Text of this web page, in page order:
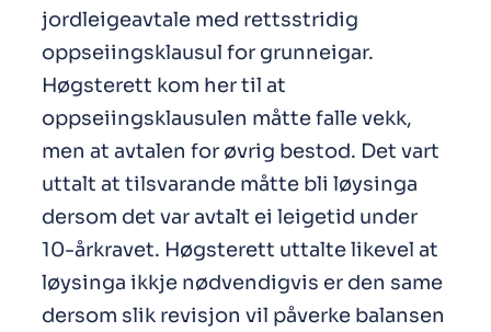
jordleigeavtale med rettsstridig
oppseiingsklausul for grunneigar.
Høgsterett kom her til at
oppseiingsklausulen måtte falle vekk,
men at avtalen for øvrig bestod. Det vart
uttalt at tilsvarande måtte bli løysinga
dersom det var avtalt ei leigetid under
10-årkravet. Høgsterett uttalte likevel at
løysinga ikkje nødvendigvis er den same
dersom slik revisjon vil påverke balansen